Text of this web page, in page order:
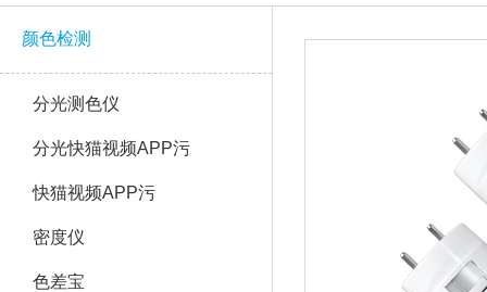
颜色检测
分光测色仪
分光快猫视频APP污
快猫视频APP污
密度仪
色差宝